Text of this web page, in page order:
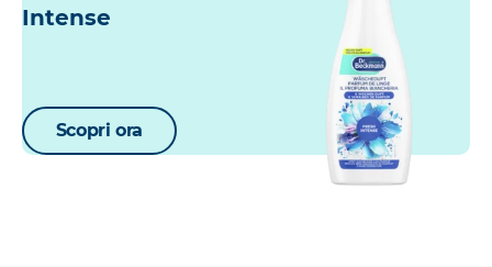
Intense
Scopri ora